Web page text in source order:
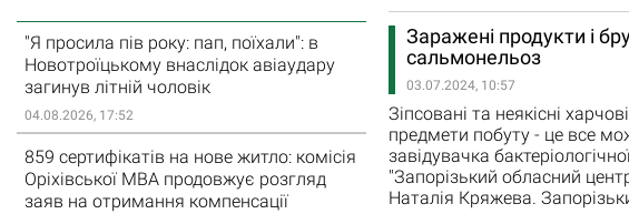
"Я просила пів року: пап, поїхали": в
Новотроїцькому внаслідок авіаудару
загинув літній чоловік
04.08.2026, 17:52
859 сертифікатів на нове житло: комісія
Оріхівської МВА продовжує розгляд
заяв на отримання компенсації
Заражені продукти і
сальмонельоз
03.07.2024, 10:57
Зіпсовані та неякісні
предмети побуту - це все
завідувачка
"Запорізький обласний
Наталія Кряжева.